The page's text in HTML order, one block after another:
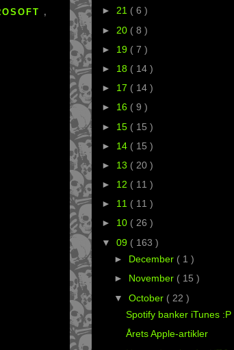
,
►21 ( 6 )
► 20 ( 8 )
► 19 ( 7 )
► 18 ( 14 )
► 17 ( 14 )
► 16 ( 9 )
► 15 ( 15 )
► 14 ( 15 )
► 13 ( 20 )
► 12 ( 11 )
► 11 ( 11 )
► 10 ( 26 )
▼09 ( 163 )
► December ( 1 )
► November ( 15 )
▼ October ( 22 )
Spotify banker iTunes :P
Årets Apple-artikler